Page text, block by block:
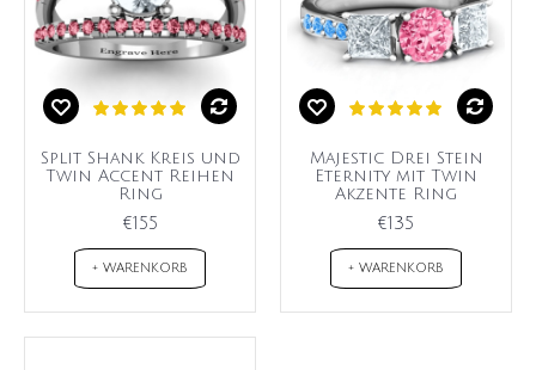
Split Shank Kreis und
Twin Accent Reihen
Ring
€155
+ WARENKORB
Majestic Drei Stein
Eternity mit Twin
Akzente Ring
€135
+ WARENKORB